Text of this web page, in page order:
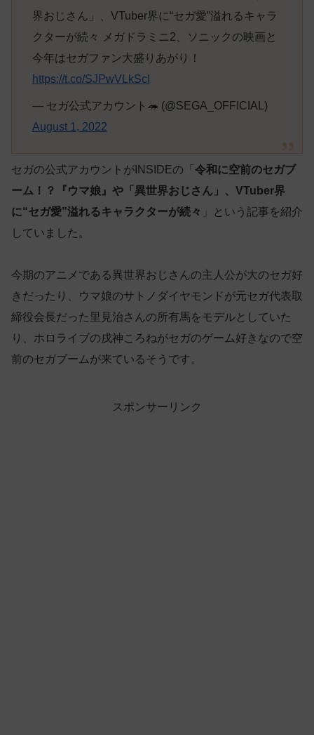
界おじさん」、VTuber界に“セガ愛”溢れるキャラ
クターが続々 メガドラミニ2、ソニックの映画と
今年はセガファン大盛りあがり！
https://t.co/SJPwVLkScI
— セガ公式アカウント🦔 (@SEGA_OFFICIAL)
August 1, 2022
セガの公式アカウントがINSIDEの「 令和に空前のセガブ
ーム！？『ウマ娘』や「異世界おじさん」、VTuber界
に“セガ愛”溢れるキャラクターが続々 」という記事を紹介
していました。
今期のアニメである異世界おじさんの主人公が大のセガ好
きだったり、ウマ娘のサトノダイヤモンドが元セガ代表取
締役会長だった里見治さんの所有馬をモデルとしていた
り、ホロライブの戌神ころねがセガのゲーム好きなので空
前のセガブームが来ているそうです。
スポンサーリンク